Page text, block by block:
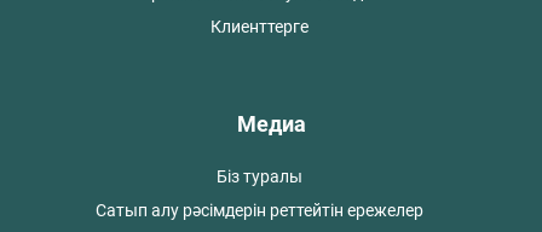
Клиенттерге
Медиа
Біз туралы
Сатып алу рәсімдерін реттейтін ережелер